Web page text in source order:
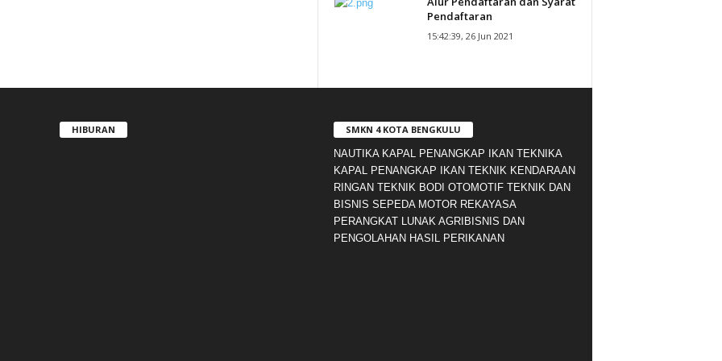
Pendaftaran
15:42:39, 26 Jun 2021
HIBURAN
SMKN 4 KOTA BENGKULU
NAUTIKA KAPAL PENANGKAP IKAN TEKNIKA
KAPAL PENANGKAP IKAN TEKNIK KENDARAAN
RINGAN TEKNIK BODI OTOMOTIF TEKNIK DAN
BISNIS SEPEDA MOTOR REKAYASA
PERANGKAT LUNAK AGRIBISNIS DAN
PENGOLAHAN HASIL PERIKANAN